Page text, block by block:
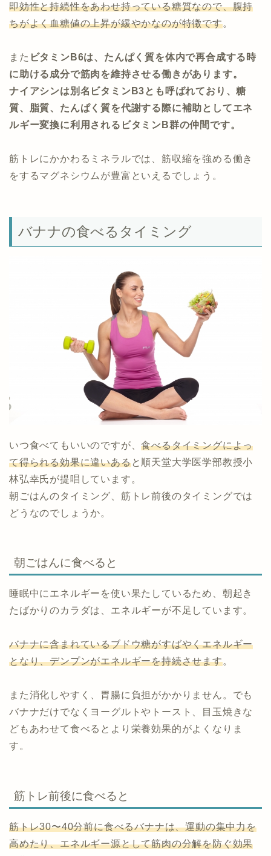
即効性と持続性をあわせ持っている糖質なので、腹持
ちがよく血糖値の上昇が緩やかなのが特徴です。
また ビタミンB6は、たんぱく質を体内で再合成する時
に助ける成分で筋肉を維持させる働きがあります。
ナイアシンは別名ビタミンB3とも呼ばれており、糖
質、脂質、たんぱく質を代謝する際に補助としてエネ
ルギー変換に利用されるビタミンB群の仲間です。
筋トレにかかわるミネラルでは、筋収縮を強める働き
をするマグネシウムが豊富といえるでしょう。
バナナの食べるタイミング
いつ食べてもいいのですが、食べるタイミングによっ
て得られる効果に違いあると順天堂大学医学部教授小
林弘幸氏が提唱しています。
朝ごはんのタイミング、筋トレ前後のタイミングでは
どうなのでしょうか。
朝ごはんに食べると
睡眠中にエネルギーを使い果たしているため、朝起き
たばかりのカラダは、エネルギーが不足しています。
バナナに含まれているブドウ糖がすばやくエネルギー
となり、デンプンがエネルギーを持続させます。
また消化しやすく、胃腸に負担がかかりません。でも
バナナだけでなくヨーグルトやトースト、目玉焼きな
どもあわせて食べるとより栄養効果的がよくなりま
す。
筋トレ前後に食べると
筋トレ30〜40分前に食べるバナナは、運動の集中力を
高めたり、エネルギー源として筋肉の分解を防ぐ効果